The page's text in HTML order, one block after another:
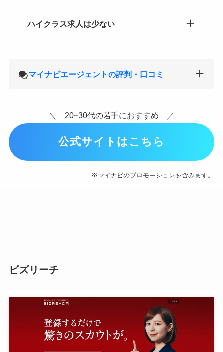
ハイクラス求人は少ない
マイナビエージェントの評判・口コミ
＼ 20~30代の若手におすすめ ／
公式サイトはこちら
※マイナビのプロモーションを含みます。
ビズリーチ